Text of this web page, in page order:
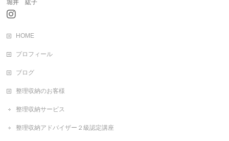
堀井 紘子
HOME
プロフィール
ブログ
整理収納のお客様
整理収納サービス
整理収納アドバイザー２級認定講座